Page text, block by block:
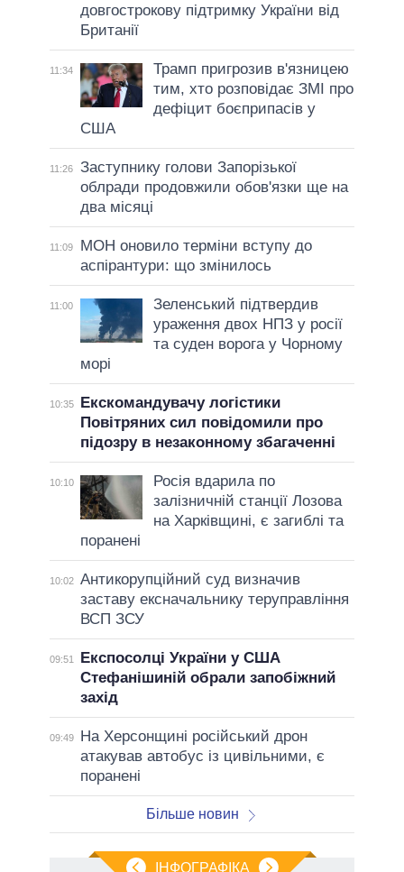
довгострокову підтримку України від
Британії
11:34
Трамп пригрозив в'язницею
тим, хто розповідає ЗМІ про
дефіцит боєприпасів у
США
11:26
Заступнику голови Запорізької
облради продовжили обов'язки ще на
два місяці
11:09
МОН оновило терміни вступу до
аспірантури: що змінилось
11:00
Зеленський підтвердив
ураження двох НПЗ у росії
та суден ворога у Чорному
морі
10:35
Екскомандувачу логістики
Повітряних сил повідомили про
підозру в незаконному збагаченні
10:10
Росія вдарила по
залізничній станції Лозова
на Харківщині, є загиблі та
поранені
10:02 Антикорупційний суд визначив
заставу ексначальнику теруправління
ВСП ЗСУ
09:51
Експосолці України у США
Стефанішиній обрали запобіжний
захід
09:49
На Херсонщині російський дрон
атакував автобус із цивільними, є
поранені
Більше новин
ІНФОГРАФІКА